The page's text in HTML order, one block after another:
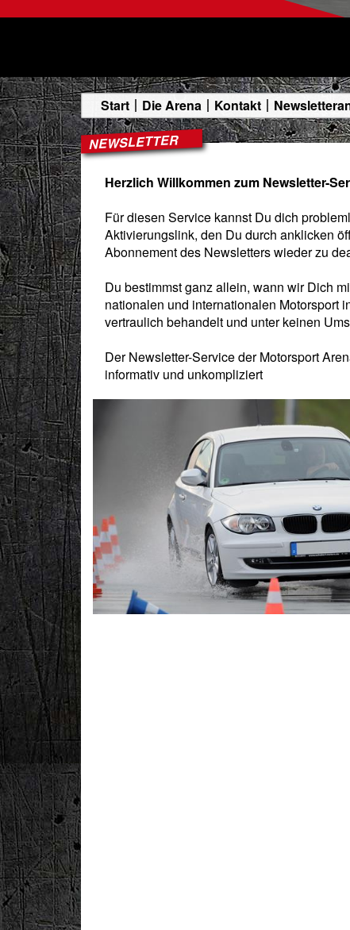
Start Die Arena Kontakt
NEWSLETTER
Herzlich Willkommen zum Newsletter-
Für diesen Service kannst Du dich
Aktivierungslink, den Du durch anklicken
Abonnement des Newsletters wieder zu
Du bestimmst ganz allein, wann wir Dich
nationalen und internationalen Motorsport
vertraulich behandelt und unter keinen
Der Newsletter-Service der Motorsport
informativ und unkompliziert